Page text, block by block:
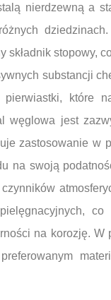
nierdzewną a
składnik stopowy,
substancji
które
węglowa jest
zastosowanie w
na swoją
czynników
na korozję.